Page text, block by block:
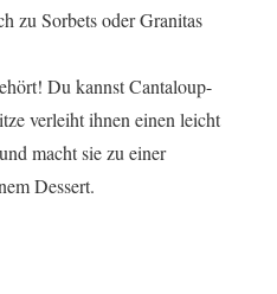
zu Sorbets oder Granitas
Du kannst Cantaloup-
verleiht ihnen einen leicht
macht sie zu einer
Dessert.